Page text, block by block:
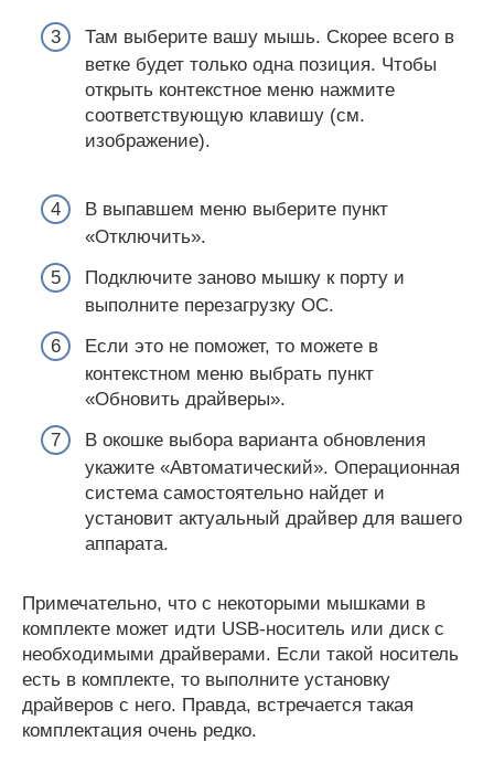
Там выберите вашу мышь. Скорее всего в
ветке будет только одна позиция. Чтобы
открыть контекстное меню нажмите
соответствующую клавишу (см.
изображение).
В выпавшем меню выберите пункт
«Отключить».
Подключите заново мышку к порту и
выполните перезагрузку ОС.
Если это не поможет, то можете в
контекстном меню выбрать пункт
«Обновить драйверы».
В окошке выбора варианта обновления
укажите «Автоматический». Операционная
система самостоятельно найдет и
установит актуальный драйвер для вашего
аппарата.
Примечательно, что с некоторыми мышками в
комплекте может идти USB-носитель или диск с
необходимыми драйверами. Если такой носитель
есть в комплекте, то выполните установку
драйверов с него. Правда, встречается такая
комплектация очень редко.